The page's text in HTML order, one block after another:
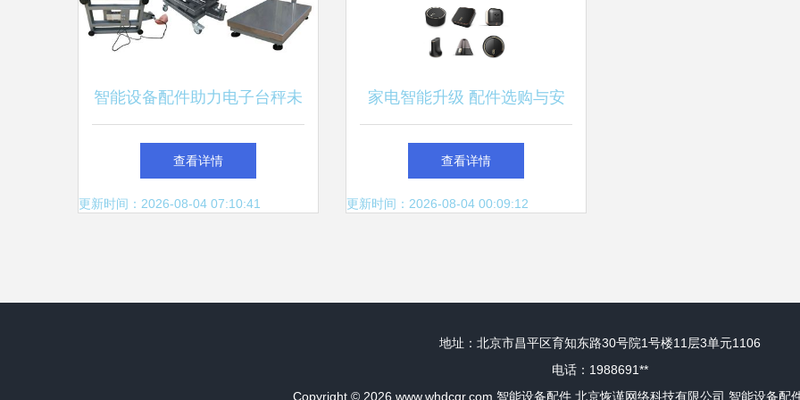
智能设备配件助力电子台秤未
来新发展
查看详情
更新时间：2026-08-04 07:10:41
家电智能升级 配件选购与安
装全指南
查看详情
更新时间：2026-08-04 00:09:12
地址：北京市昌平区育知东路30号院1号楼11层3单元1106
电话：1988691**
Copyright © 2026 www.whdcgr.com 智能设备配件 北京恢谨网络科技有限公司 智能设备配